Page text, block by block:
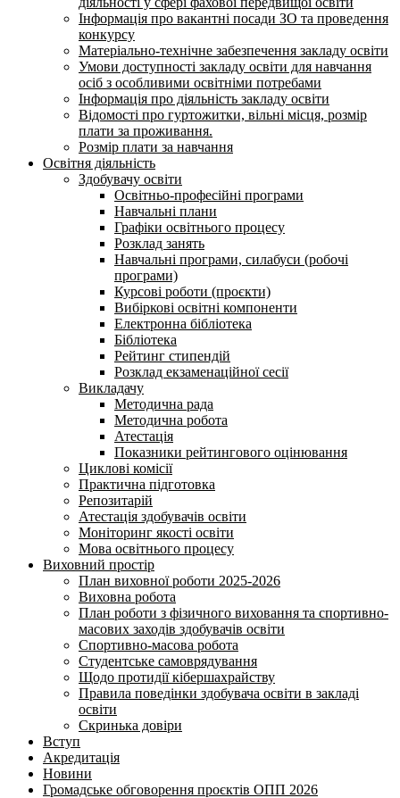
Інформація про вакантні посади ЗО та проведення
конкурсу
Матеріально-технічне забезпечення закладу освіти
Умови доступності закладу освіти для навчання
осіб з особливими освітніми потребами
Інформація про діяльність закладу освіти
Відомості про гуртожитки, вільні місця, розмір
плати за проживання.
Розмір плати за навчання
Освітня діяльність
Здобувачу освіти
Освітньо-професійні програми
Навчальні плани
Графіки освітнього процесу
Розклад занять
Навчальні програми, силабуси (робочі
програми)
Курсові роботи (проєкти)
Вибіркові освітні компоненти
Електронна бібліотека
Бібліотека
Рейтинг стипендій
Розклад екзаменаційної сесії
Викладачу
Методична рада
Методична робота
Атестація
Показники рейтингового оцінювання
Циклові комісії
Практична підготовка
Репозитарій
Атестація здобувачів освіти
Моніторинг якості освіти
Мова освітнього процесу
Виховний простір
План виховної роботи 2025-2026
Виховна робота
План роботи з фізичного виховання та спортивно-
масових заходів здобувачів освіти
Спортивно-масова робота
Студентське самоврядування
Щодо протидії кібершахрайству
Правила поведінки здобувача освіти в закладі
освіти
Скринька довіри
Вступ
Акредитація
Новини
Громадське обговорення проєктів ОПП 2026